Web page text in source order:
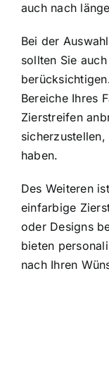
auch nach
Bei der
sollten Sie
Bereiche Ihres
Zierstreifen
haben.
Des Weiteren
einfarbige
oder Designs
bieten
nach Ihren